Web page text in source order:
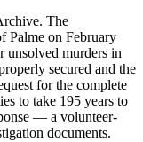
The
Palme on February
unsolved murders in
secured and the
for the complete
to take 195 years to
— a volunteer-
documents.